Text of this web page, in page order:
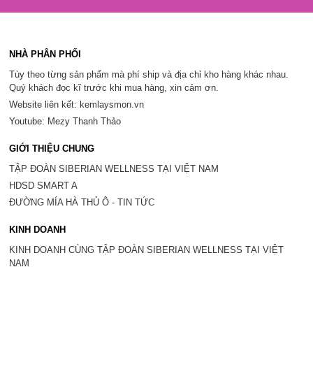
NHÀ PHÂN PHỐI
Tùy theo từng sản phẩm mà phí ship và địa chỉ kho hàng khác nhau.
Quý khách đọc kĩ trước khi mua hàng, xin cảm ơn.
Website liên kết: kemlaysmon.vn
Youtube: Mezy Thanh Thảo
GIỚI THIỆU CHUNG
TẬP ĐOÀN SIBERIAN WELLNESS TẠI VIỆT NAM
HDSD SMART A
ĐƯỜNG MÍA HÀ THỦ Ô - TIN TỨC
KINH DOANH
KINH DOANH CÙNG TẬP ĐOÀN SIBERIAN WELLNESS TẠI VIỆT
NAM